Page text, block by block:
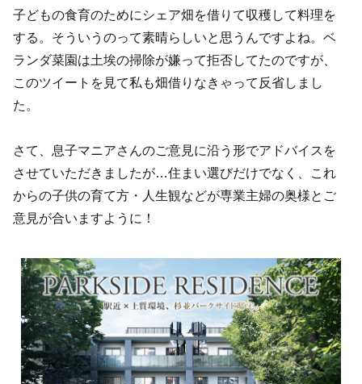
子どもの食育のためにシェア畑を借りて収穫して料理を
する。そういうのって素晴らしいと思うんですよね。ベ
ランダ菜園は土埃の掃除が嫌って拒否してたのですが、
このツイートを見て私も畑借りなきゃって反省しまし
た。
さて、息子マニアさんのご意見に沿う形でアドバイスを
させていただきましたが…住まい選びだけでなく、これ
からの子供の育て方・人生観などが専業主婦の奥様とご
意見が合いますように！